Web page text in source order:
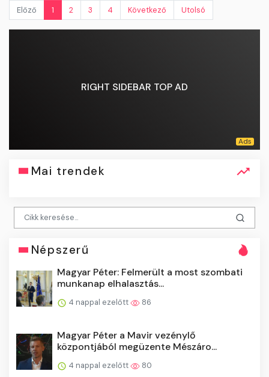
Előző
1 2 3 4 Következő Utolsó
RIGHT SIDEBAR TOP AD
Mai trendek
Népszerű
Magyar Péter: Felmerült a most szombati
munkanap elhalasztás...
4 nappal ezelőtt 86
Magyar Péter a Mavir vezénylő
központjából megüzente Mészáro...
4 nappal ezelőtt 80